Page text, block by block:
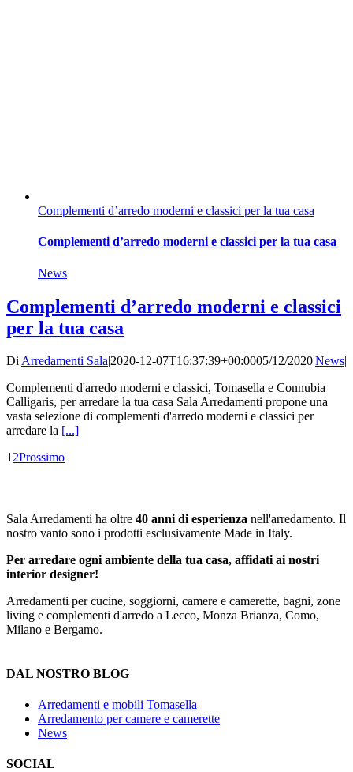
Complementi d’arredo moderni e classici per la tua casa
Complementi d’arredo moderni e classici per la tua casa
News
Complementi d’arredo moderni e classici
per la tua casa
DiArredamenti Sala|2020-12-07T16:37:39+00:0005/12/2020|News|
Complementi d'arredo moderni e classici, Tomasella e Connubia
Calligaris, per arredare la tua casa Sala Arredamenti propone una
vasta selezione di complementi d'arredo moderni e classici per
arredare la [...]
12Prossimo
Sala Arredamenti ha oltre 40 anni di esperienza nell'arredamento. Il
nostro vanto sono i prodotti esclusivamente Made in Italy.
Per arredare ogni ambiente della tua casa, affidati ai nostri
interior designer!
Arredamenti per cucine, soggiorni, camere e camerette, bagni, zone
living e complementi d'arredo a Lecco, Monza Brianza, Como,
Milano e Bergamo.
DAL NOSTRO BLOG
Arredamenti e mobili Tomasella
Arredamento per camere e camerette
News
SOCIAL